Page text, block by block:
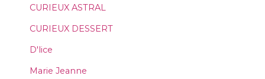
CURIEUX ASTRAL
CURIEUX DESSERT
D'lice
Marie Jeanne